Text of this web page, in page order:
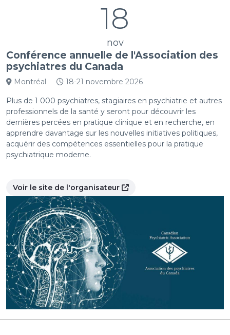
18
nov
Conférence annuelle de l'Association des
psychiatres du Canada
Montréal 18-21 novembre 2026
Plus de 1 000 psychiatres, stagiaires en psychiatrie et autres
professionnels de la santé y seront pour découvrir les
dernières percées en pratique clinique et en recherche, en
apprendre davantage sur les nouvelles initiatives politiques,
acquérir des compétences essentielles pour la pratique
psychiatrique moderne.
Voir le site de l'organisateur